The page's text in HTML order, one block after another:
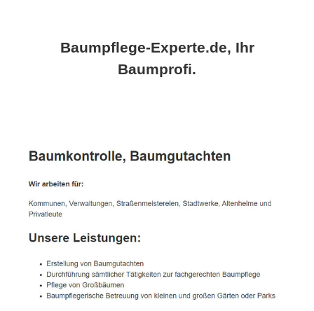
Baumpflege-Experte.de, Ihr
Baumprofi.